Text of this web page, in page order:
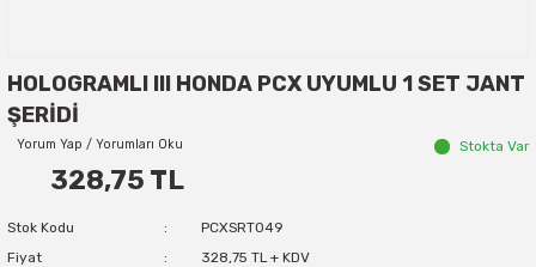
HOLOGRAMLI III HONDA PCX UYUMLU 1 SET JANT
ŞERİDİ
Yorum Yap / Yorumları Oku Stokta Var
328,75 TL
Stok Kodu
PCXSRT049
Fiyat
328,75 TL + KDV